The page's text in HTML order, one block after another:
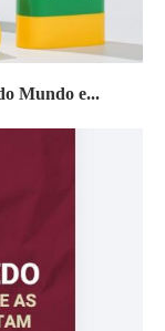
Mundo e...